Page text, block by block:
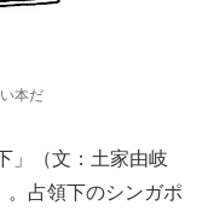
本だ
」（文：土家由岐
占領下のシンガポ